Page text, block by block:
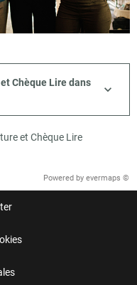
Chèque Lire dans
et Chèque Lire
Powered by evermaps ©